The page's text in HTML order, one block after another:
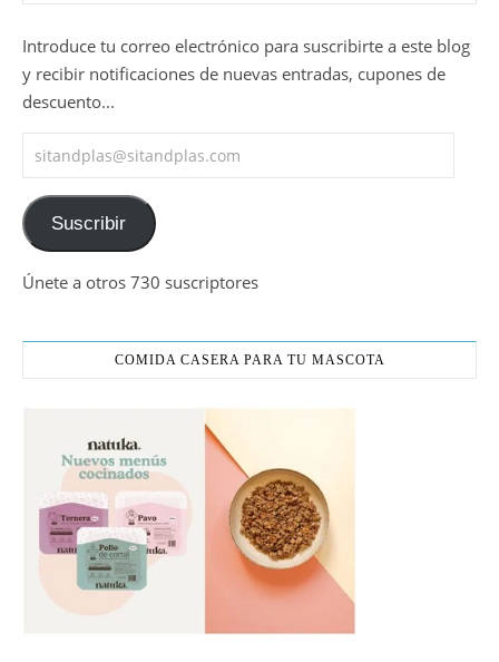
Introduce tu correo electrónico para suscribirte a este blog
y recibir notificaciones de nuevas entradas, cupones de
descuento...
sitandplas@sitandplas.com
Suscribir
Únete a otros 730 suscriptores
COMIDA CASERA PARA TU MASCOTA